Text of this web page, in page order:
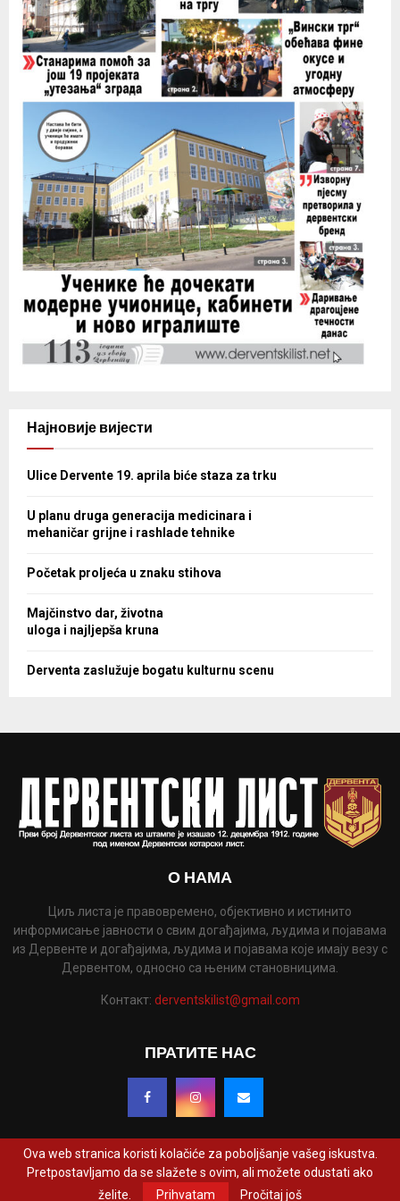
Најновије вијести
Ulice Dervente 19. aprila biće staza za trku
U planu druga generacija medicinara i
mehaničar grijne i rashlade tehnike
Početak proljeća u znaku stihova
Majčinstvo dar, životna
uloga i najljepša kruna
Derventa zaslužuje bogatu kulturnu scenu
О НАМА
Циљ листа је правовремено, објективно и истинито
информисање јавности о свим догађајима, људима и појавама
из Дервенте и догађајима, људима и појавама које имају везу с
Дервентом, односно са њеним становницима.
Контакт: derventskilist@gmail.com
ПРАТИТЕ НАС
@2022 - www.derventskilist.net. Сва права задржана. Дизајнирао и развио
ProCreative Studio
Ova web stranica koristi kolačiće za poboljšanje vašeg iskustva.
Pretpostavljamo da se slažete s ovim, ali možete odustati ako
želite.
Prihvatam Pročitaj još